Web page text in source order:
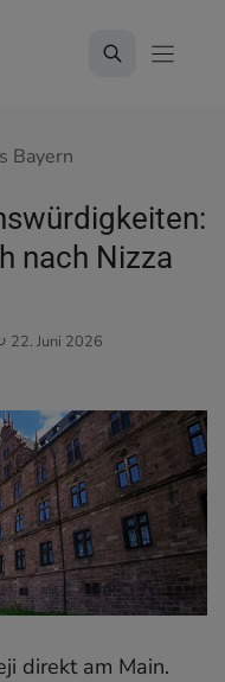
Bayern
nach Nizza
22. Juni 2026
direkt am Main.